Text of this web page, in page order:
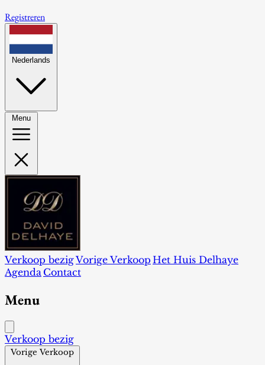
Registreren
Nederlands
Menu
Verkoop bezigVorige Verkoop Het Huis Delhaye
Agenda Contact
Menu
Verkoop bezig
Vorige Verkoop